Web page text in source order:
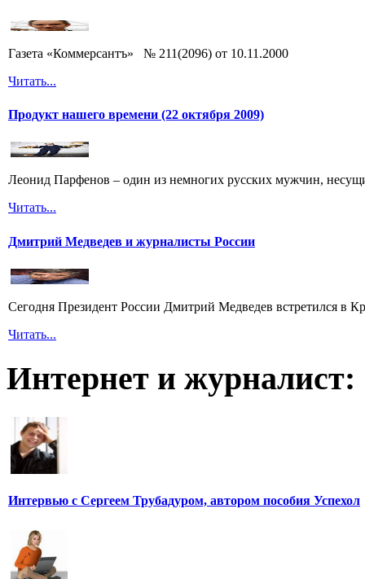
Газета «Коммерсантъ» № 211(2096) от 10.11.2000
Читать...
Продукт нашего времени (22 октября 2009)
Леонид Парфенов – один из немногих русских мужчин,
Читать...
Дмитрий Медведев и журналисты России
Сегодня Президент России Дмитрий Медведев встретился в
Читать...
Интернет и журналист:
Интервью с Сергеем Трубадуром, автором пособия Успехол